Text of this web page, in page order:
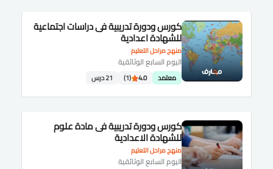
منهج مراحل التعليم
كورس ودورة تدريبية فى دراسات اجتماعية
للشهادة اعدادية
اليوم السابع الوثائقية
معتمد 4.0
(1) 21 درس
منهج مراحل التعليم
كورس ودورة تدريبية فى مادة علوم
للشهادة الاعدادية
اليوم السابع الوثائقية